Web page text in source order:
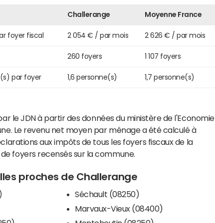
Challerange Moyenne France
foyer fiscal 2 054 € / par mois 2 626 € / par mois
260 foyers 1 107 foyers
par foyer 1,6 personne(s) 1,7 personne(s)
le JDN à partir des données du ministère de l'Economie
Le revenu net moyen par ménage a été calculé à
aux impôts de tous les foyers fiscaux de la
foyers recensés sur la commune.
proches de Challerange
Séchault (08250)
Marvaux-Vieux (08400)